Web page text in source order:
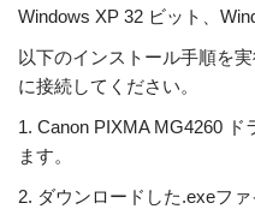
Windows XP 32 ビット、
以下のインストール手順を
に接続してください。
1. Canon PIXMA MG4260
ます。
2. ダウンロードした.exeフ